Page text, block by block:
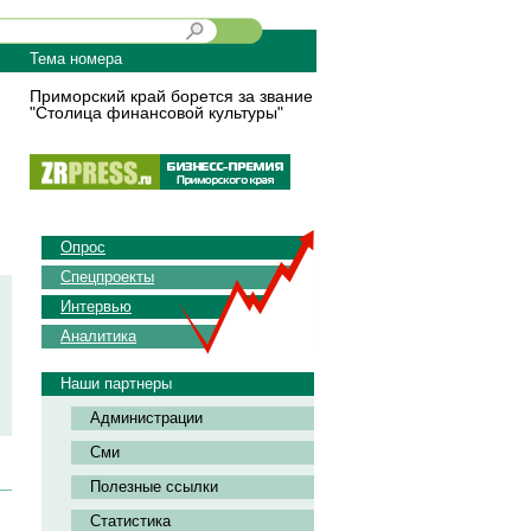
Тема номера
Приморский край борется за звание
"Столица финансовой культуры"
Опрос
Спецпроекты
Интервью
Аналитика
Наши партнеры
Администрации
Сми
Полезные ссылки
Статистика